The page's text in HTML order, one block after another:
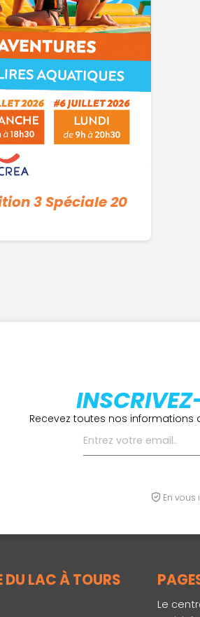
3 Spéciale 20
Recevez toutes nos
En vous
DU LAC À TOURS
Le